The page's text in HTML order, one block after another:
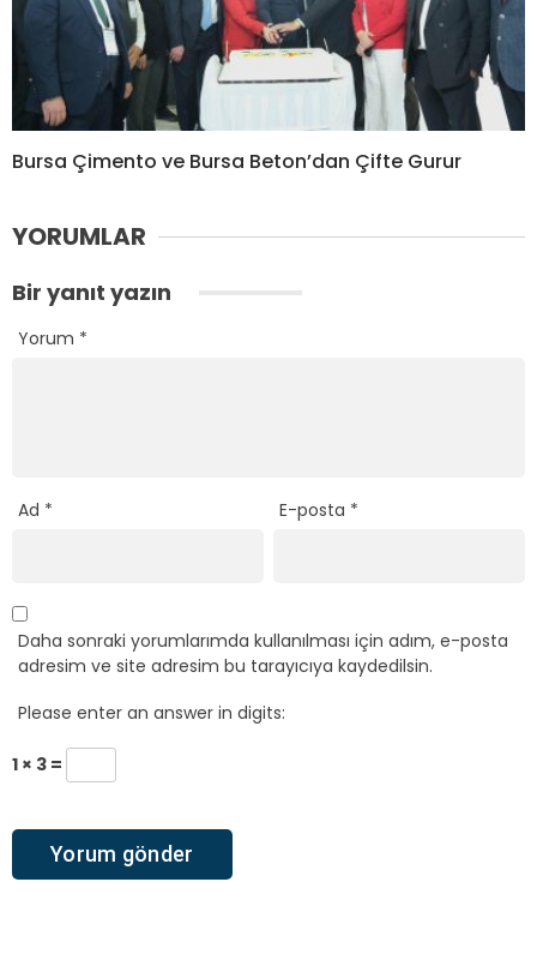
Bursa Çimento ve Bursa Beton’dan Çifte Gurur
YORUMLAR
Bir yanıt yazın
Yorum *
Ad * E-posta *
Daha sonraki yorumlarımda kullanılması için adım, e-posta
adresim ve site adresim bu tarayıcıya kaydedilsin.
Please enter an answer in digits:
1 × 3 =